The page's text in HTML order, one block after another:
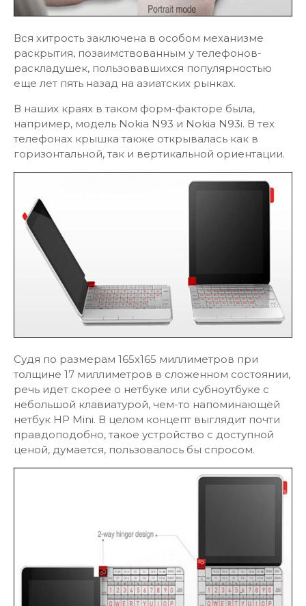
Вся хитрость заключена в особом механизме
раскрытия, позаимствованным у телефонов-
раскладушек, пользовавшихся популярностью
еще лет пять назад на азиатских рынках.
В наших краях в таком форм-факторе была,
например, модель Nokia N93 и Nokia N93i. В тех
телефонах крышка также открывалась как в
горизонтальной, так и вертикальной ориентации.
Судя по размерам 165х165 миллиметров при
толщине 17 миллиметров в сложенном состоянии,
речь идет скорее о нетбуке или субноутбуке с
небольшой клавиатурой, чем-то напоминающей
нетбук HP Mini. В целом концепт выглядит почти
правдоподобно, такое устройство с доступной
ценой, думается, пользовалось бы спросом.